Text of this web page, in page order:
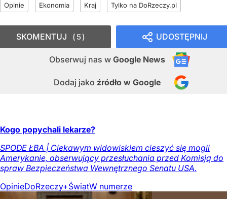
Opinie Ekonomia Kraj Tylko na DoRzeczy.pl
UDOSTĘPNIJ
Obserwuj nas w Google News
Dodaj jako źródło w Google
SKOMENTUJ 5
Kogo popychali lekarze?
SPODE ŁBA | Ciekawym widowiskiem cieszyć się mogli
Amerykanie, obserwujący przesłuchania przed Komisją do
spraw Bezpieczeństwa Wewnętrznego Senatu USA.
OpinieDoRzeczy+ŚwiatW numerze